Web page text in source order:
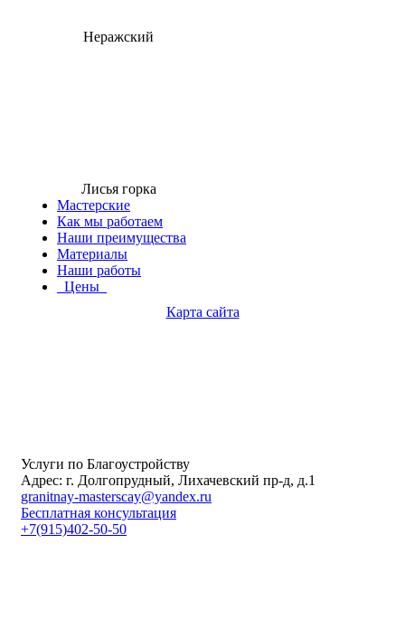
Неражский
Лисья горка
Мастерские
Как мы работаем
Наши преимущества
Материалы
Наши работы
Цены
Карта сайта
Услуги по Благоустройству
Адрес: г. Долгопрудный, Лихачевский пр-д, д.1
granitnay-masterscay@yandex.ru
Бесплатная консультация
+7(915)402-50-50